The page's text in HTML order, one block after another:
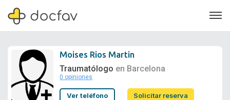
Soporte
Moises Rios Martin
Traumatólogo en Barcelona
0 opiniones
Ver teléfono Solicitar reserva